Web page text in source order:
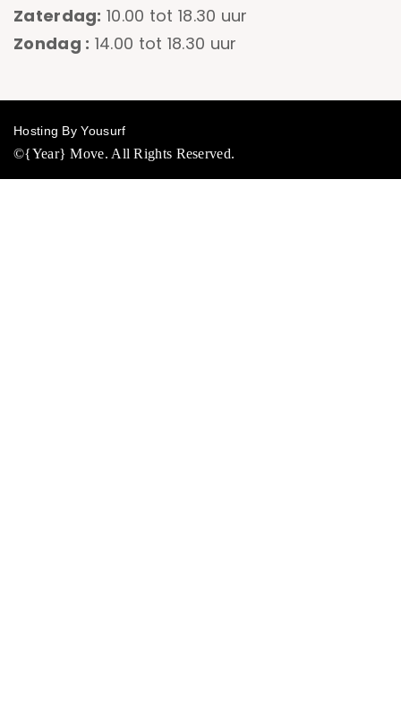
Zaterdag: 10.00 tot 18.30 uur
Zondag : 14.00 tot 18.30 uur
©{Year} Move. All Rights Reserved.
Hosting By Yousurf